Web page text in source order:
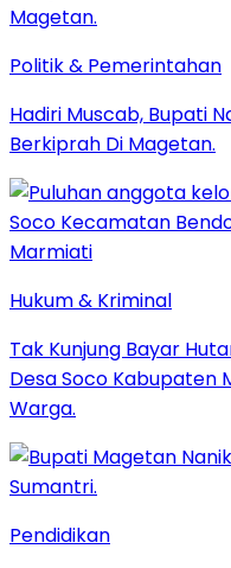
Politik & Pemerintahan
Hadiri Muscab, Bupati
Berkiprah Di Magetan.
Hukum & Kriminal
Tak Kunjung Bayar
Desa Soco Kabupaten
Warga.
Pendidikan